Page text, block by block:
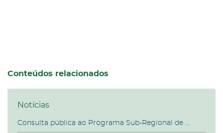
Conteúdos relacionados
Notícias
Consulta pública ao Programa Sub-Regional de ...